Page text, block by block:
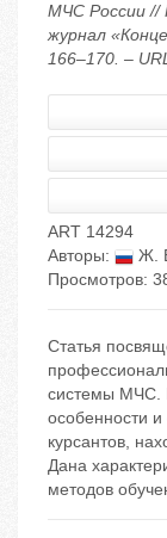
МЧС России //
журнал
166–170. –
ART 14294
Авторы:
Ж.
Просмотров:
Статья
системы МЧС.
особенности
курсантов,
Дана
методов